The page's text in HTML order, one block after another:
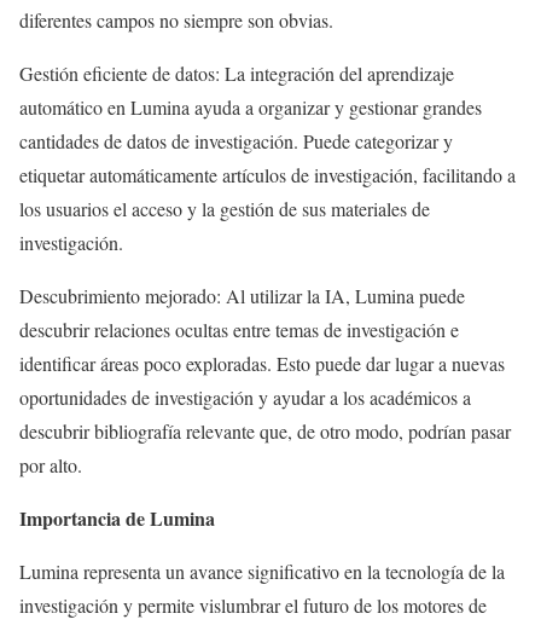
diferentes campos no siempre son obvias.
Gestión eficiente de datos: La integración del aprendizaje
automático en Lumina ayuda a organizar y gestionar grandes
cantidades de datos de investigación. Puede categorizar y
etiquetar automáticamente artículos de investigación, facilitando a
los usuarios el acceso y la gestión de sus materiales de
investigación.
Descubrimiento mejorado: Al utilizar la IA, Lumina puede
descubrir relaciones ocultas entre temas de investigación e
identificar áreas poco exploradas. Esto puede dar lugar a nuevas
oportunidades de investigación y ayudar a los académicos a
descubrir bibliografía relevante que, de otro modo, podrían pasar
por alto.
Importancia de Lumina
Lumina representa un avance significativo en la tecnología de la
investigación y permite vislumbrar el futuro de los motores de